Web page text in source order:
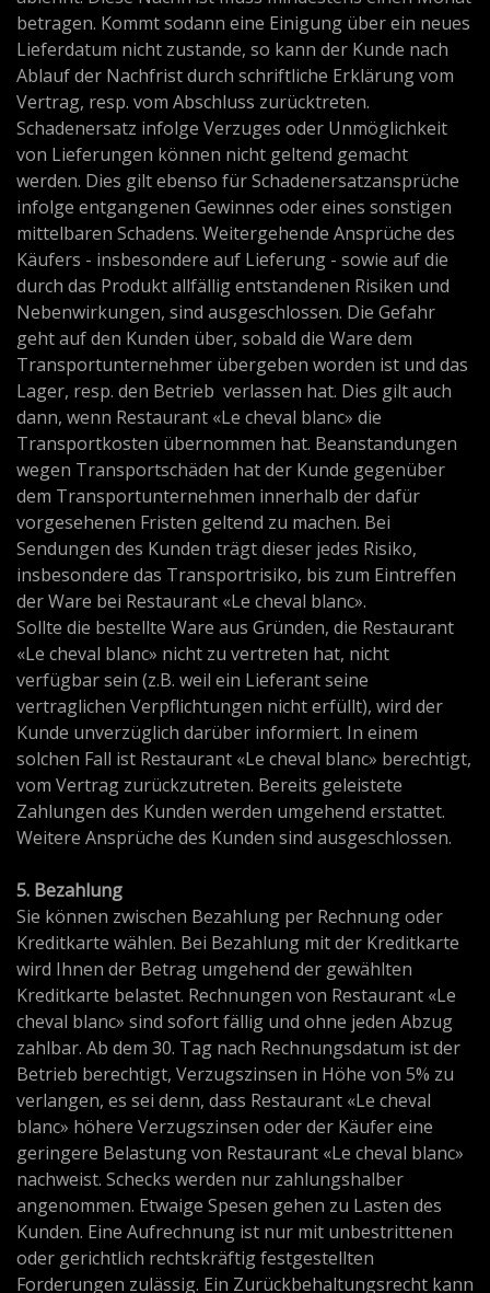
betragen. Kommt sodann eine Einigung über ein neues
Lieferdatum nicht zustande, so kann der Kunde nach
Ablauf der Nachfrist durch schriftliche Erklärung vom
Vertrag, resp. vom Abschluss zurücktreten.
Schadenersatz infolge Verzuges oder Unmöglichkeit
von Lieferungen können nicht geltend gemacht
werden. Dies gilt ebenso für Schadenersatzansprüche
infolge entgangenen Gewinnes oder eines sonstigen
mittelbaren Schadens. Weitergehende Ansprüche des
Käufers - insbesondere auf Lieferung - sowie auf die
durch das Produkt allfällig entstandenen Risiken und
Nebenwirkungen, sind ausgeschlossen. Die Gefahr
geht auf den Kunden über, sobald die Ware dem
Transportunternehmer übergeben worden ist und das
Lager, resp. den Betrieb verlassen hat. Dies gilt auch
dann, wenn Restaurant «Le cheval blanc» die
Transportkosten übernommen hat. Beanstandungen
wegen Transportschäden hat der Kunde gegenüber
dem Transportunternehmen innerhalb der dafür
vorgesehenen Fristen geltend zu machen. Bei
Sendungen des Kunden trägt dieser jedes Risiko,
insbesondere das Transportrisiko, bis zum Eintreffen
der Ware bei Restaurant «Le cheval blanc».
Sollte die bestellte Ware aus Gründen, die Restaurant
«Le cheval blanc» nicht zu vertreten hat, nicht
verfügbar sein (z.B. weil ein Lieferant seine
vertraglichen Verpflichtungen nicht erfüllt), wird der
Kunde unverzüglich darüber informiert. In einem
solchen Fall ist Restaurant «Le cheval blanc» berechtigt,
vom Vertrag zurückzutreten. Bereits geleistete
Zahlungen des Kunden werden umgehend erstattet.
Weitere Ansprüche des Kunden sind ausgeschlossen.
5. Bezahlung
Sie können zwischen Bezahlung per Rechnung oder
Kreditkarte wählen. Bei Bezahlung mit der Kreditkarte
wird Ihnen der Betrag umgehend der gewählten
Kreditkarte belastet. Rechnungen von Restaurant «Le
cheval blanc» sind sofort fällig und ohne jeden Abzug
zahlbar. Ab dem 30. Tag nach Rechnungsdatum ist der
Betrieb berechtigt, Verzugszinsen in Höhe von 5% zu
verlangen, es sei denn, dass Restaurant «Le cheval
blanc» höhere Verzugszinsen oder der Käufer eine
geringere Belastung von Restaurant «Le cheval blanc»
nachweist. Schecks werden nur zahlungshalber
angenommen. Etwaige Spesen gehen zu Lasten des
Kunden. Eine Aufrechnung ist nur mit unbestrittenen
oder gerichtlich rechtskräftig festgestellten
Forderungen zulässig. Ein Zurückbehaltungsrecht kann